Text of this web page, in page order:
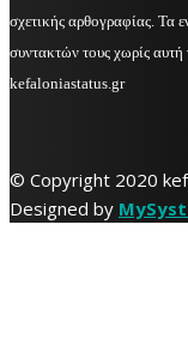
σχετικής αρθογραφίας. Τα
συντακτών τους χωρίς
kefaloniastatus.gr
© Copyright 2020
Designed by